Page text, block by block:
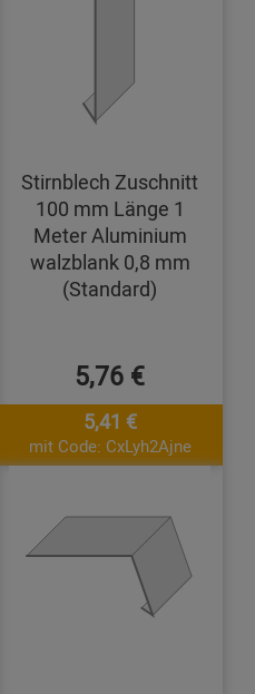
Stirnblech Zuschnitt
100 mm Länge 1
Meter Aluminium
walzblank 0,8 mm
(Standard)
5,76 €
5,41 €
mit Code: CxLyh2Ajne